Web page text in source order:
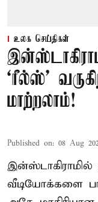
உலக செய்திகள்
‘ரீல்ஸ்’
மாற்றலாம்!
Published on: 08 Aug
வீடியோக்களை